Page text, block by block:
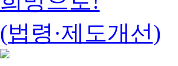
(법령·제도개선)